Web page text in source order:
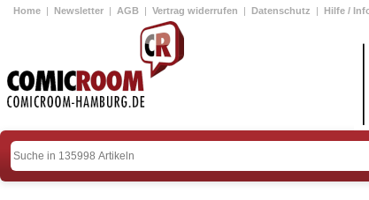
Home | Newsletter | AGB | Vertrag widerrufen | Datenschutz | Hilfe /